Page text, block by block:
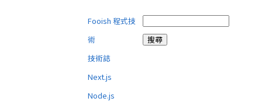
Fooish 程式技
術
技術誌
Next.js
Node.js